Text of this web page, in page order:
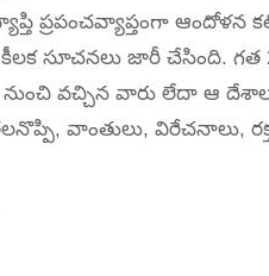
ప్రపంచవ్యాప్తంగా ఆందోళన
కీలక సూచనలు జారీ చేసింది.
వచ్చిన వారు లేదా ఆ
వాంతులు, విరేచనాలు,